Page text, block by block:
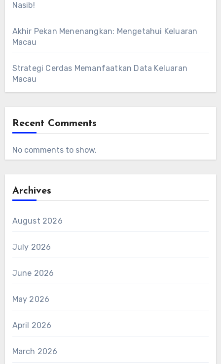
Nasib!
Akhir Pekan Menenangkan: Mengetahui Keluaran
Macau
Strategi Cerdas Memanfaatkan Data Keluaran
Macau
Recent Comments
No comments to show.
Archives
August 2026
July 2026
June 2026
May 2026
April 2026
March 2026